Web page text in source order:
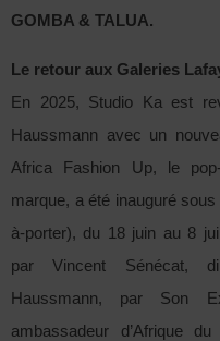
GOMBA & TALUA.
Le retour aux Galeries
En 2025, Studio Ka est
Haussmann avec un
Africa Fashion Up, le
marque, a été inauguré
à-porter), du 18 juin au 8
par Vincent Sénécat,
Haussmann, par Son
ambassadeur d’Afrique